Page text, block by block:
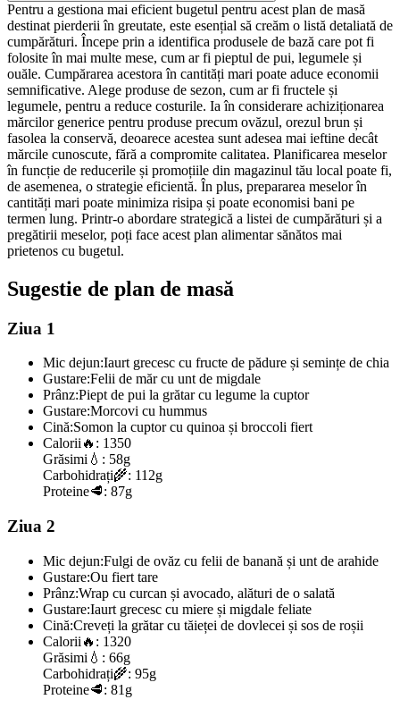
Pentru a gestiona mai eficient bugetul pentru acest plan de masă
destinat pierderii în greutate, este esențial să creăm o listă detaliată de
cumpărături. Începe prin a identifica produsele de bază care pot fi
folosite în mai multe mese, cum ar fi pieptul de pui, legumele și
ouăle. Cumpărarea acestora în cantități mari poate aduce economii
semnificative. Alege produse de sezon, cum ar fi fructele și
legumele, pentru a reduce costurile. Ia în considerare achiziționarea
mărcilor generice pentru produse precum ovăzul, orezul brun și
fasolea la conservă, deoarece acestea sunt adesea mai ieftine decât
mărcile cunoscute, fără a compromite calitatea. Planificarea meselor
în funcție de reducerile și promoțiile din magazinul tău local poate fi,
de asemenea, o strategie eficientă. În plus, prepararea meselor în
cantități mari poate minimiza risipa și poate economisi bani pe
termen lung. Printr-o abordare strategică a listei de cumpărături și a
pregătirii meselor, poți face acest plan alimentar sănătos mai
prietenos cu bugetul.
Sugestie de plan de masă
Ziua 1
Mic dejun:Iaurt grecesc cu fructe de pădure și semințe de chia
Gustare:Felii de măr cu unt de migdale
Prânz:Piept de pui la grătar cu legume la cuptor
Gustare:Morcovi cu hummus
Cină:Somon la cuptor cu quinoa și broccoli fiert
Calorii🔥: 1350
Grăsimi 💧: 58g
Carbohidrați🌾: 112g
Proteine🥩: 87g
Ziua 2
Mic dejun:Fulgi de ovăz cu felii de banană și unt de arahide
Gustare:Ou fiert tare
Prânz:Wrap cu curcan și avocado, alături de o salată
Gustare:Iaurt grecesc cu miere și migdale feliate
Cină:Creveți la grătar cu tăieței de dovlecei și sos de roșii
Calorii 🔥: 1320
Grăsimi 💧: 66g
Carbohidrați🌾: 95g
Proteine🥩: 81g